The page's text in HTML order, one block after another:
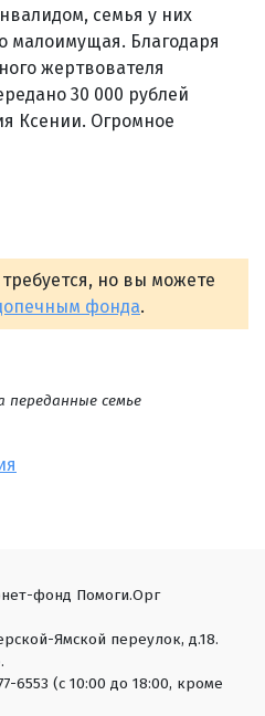
семья у них
малоимущая. Благодаря
жертвователя
30 000 рублей
Ксении. Огромное
но вы можете
фонда.
переданные семье
фонд Помоги.Орг
Ямской переулок, д.18.
6553 (с 10:00 до 18:00, кроме